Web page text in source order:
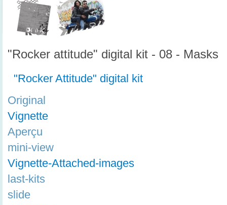
"Rocker attitude" digital kit - 08 - Masks
"Rocker Attitude" digital kit
Original
Vignette
Aperçu
mini-view
Vignette-Attached-images
last-kits
slide